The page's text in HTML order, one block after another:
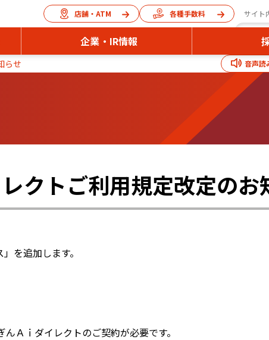
店舗・ATM 各種手数料
個人向け
企業・IR情報
らせ 音声読
クトご利用規定改定のお
を追加します。
Ａｉダイレクトのご契約が必要です。